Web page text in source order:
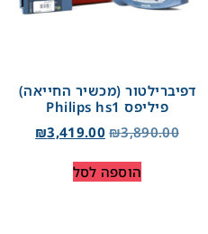
דפיברילטור (מכשיר החייאה)
פיליפס Philips hs1
₪3,890.00
₪3,419.00
הוספה לסל